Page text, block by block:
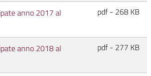
anno 2017 al
pdf - 268 KB
anno 2018 al
pdf - 277 KB